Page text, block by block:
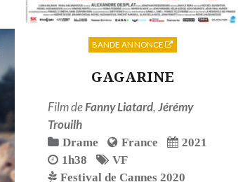
GAGARINE
Film deFanny Liatard,Jérémy
Trouilh
Drame France
2021
1h38
VF
Festival de Cannes 2020
BANDE ANNONCE